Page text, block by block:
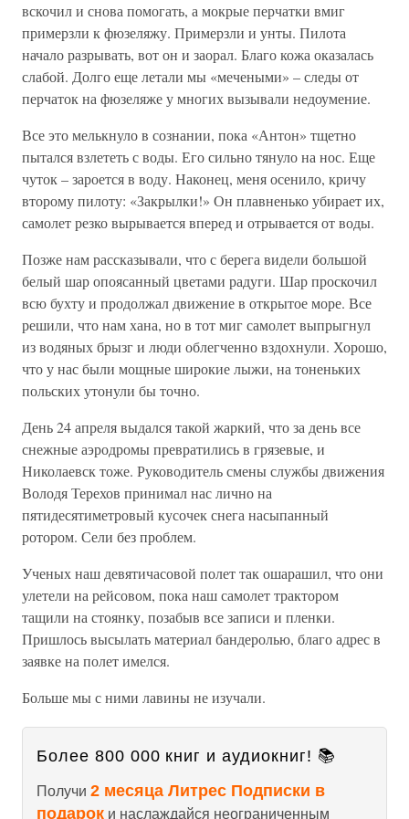
вскочил и снова помогать, а мокрые перчатки вмиг
примерзли к фюзеляжу. Примерзли и унты. Пилота
начало разрывать, вот он и заорал. Благо кожа оказалась
слабой. Долго еще летали мы «мечеными» – следы от
перчаток на фюзеляже у многих вызывали недоумение.
Все это мелькнуло в сознании, пока «Антон» тщетно
пытался взлететь с воды. Его сильно тянуло на нос. Еще
чуток – зароется в воду. Наконец, меня осенило, кричу
второму пилоту: «Закрылки!» Он плавненько убирает их,
самолет резко вырывается вперед и отрывается от воды.
Позже нам рассказывали, что с берега видели большой
белый шар опоясанный цветами радуги. Шар проскочил
всю бухту и продолжал движение в открытое море. Все
решили, что нам хана, но в тот миг самолет выпрыгнул
из водяных брызг и люди облегченно вздохнули. Хорошо,
что у нас были мощные широкие лыжи, на тоненьких
польских утонули бы точно.
День 24 апреля выдался такой жаркий, что за день все
снежные аэродромы превратились в грязевые, и
Николаевск тоже. Руководитель смены службы движения
Володя Терехов принимал нас лично на
пятидесятиметровый кусочек снега насыпанный
ротором. Сели без проблем.
Ученых наш девятичасовой полет так ошарашил, что они
улетели на рейсовом, пока наш самолет трактором
тащили на стоянку, позабыв все записи и пленки.
Пришлось высылать материал бандеролью, благо адрес в
заявке на полет имелся.
Больше мы с ними лавины не изучали.
Более 800 000 книг и аудиокниг! 📚
Получи 2 месяца Литрес Подписки в
подарок и наслаждайся неограниченным